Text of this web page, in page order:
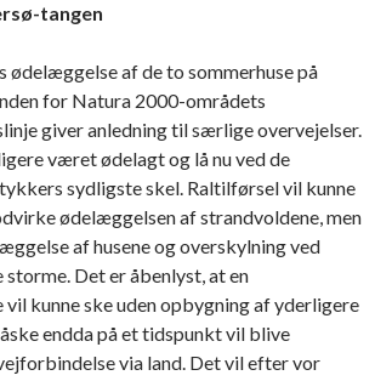
tangen
af de to sommerhuse på
for Natura 2000-områdets
giver anledning til særlige overvejelser.
været ødelagt og lå nu ved de
sydligste skel. Raltilførsel vil kunne
ødelæggelsen af strandvoldene, men
af husene og overskylning ved
Det er åbenlyst, at en
kunne ske uden opbygning af yderligere
endda på et tidspunkt vil blive
via land. Det vil efter vor